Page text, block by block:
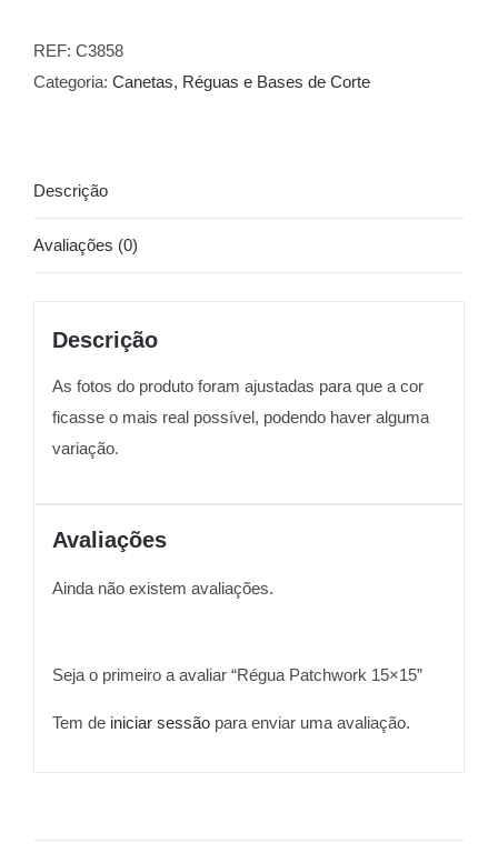
REF: C3858
Categoria: Canetas, Réguas e Bases de Corte
Descrição
Avaliações (0)
Descrição
As fotos do produto foram ajustadas para que a cor
ficasse o mais real possível, podendo haver alguma
variação.
Avaliações
Ainda não existem avaliações.
Seja o primeiro a avaliar “Régua Patchwork 15×15”
Tem de iniciar sessãopara enviar uma avaliação.